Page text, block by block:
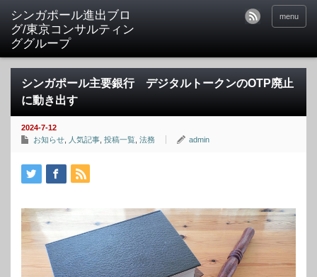
シンガポール進出ブロ
グ/東京コンサルティン
ググループ
menu
シンガポール主要銀行 デジタルトークンのOTP廃止
に動き出す
2024-7-12
お知らせ
人気記事 投稿一覧 法務 admin